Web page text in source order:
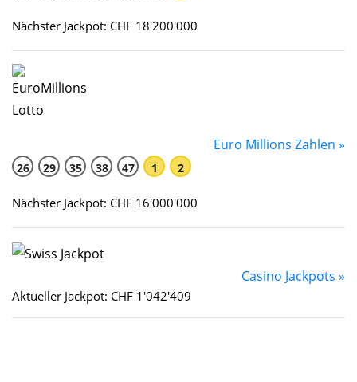
Nächster Jackpot: CHF 18'200'000
Euro Millions Zahlen »
26 29 35 38 47 1 2
Nächster Jackpot: CHF 16'000'000
Casino Jackpots »
Aktueller Jackpot: CHF 1'042'409